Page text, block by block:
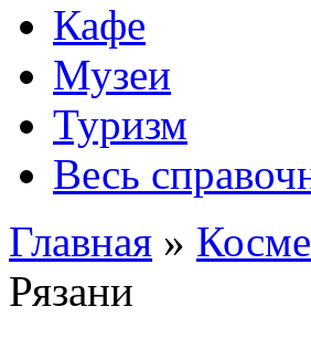
Кафе
Музеи
Туризм
Весь
Главная »
Рязани